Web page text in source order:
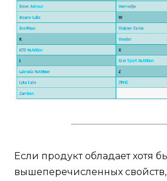
Если продукт обладает хотя
вышеперечисленных свойств,